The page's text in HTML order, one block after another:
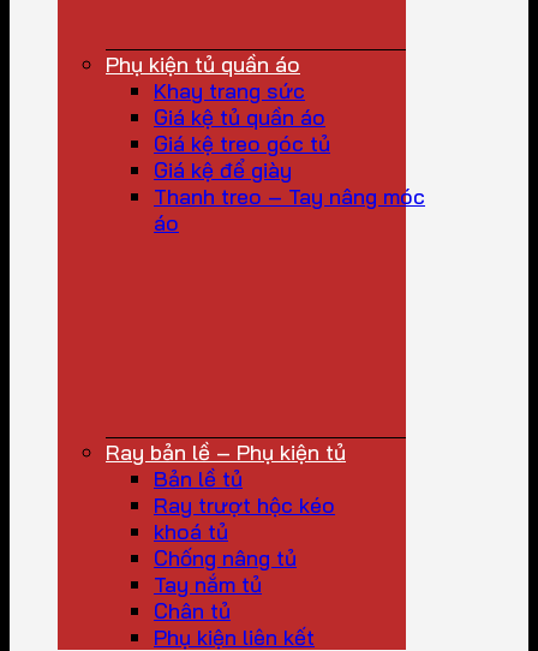
Phụ kiện tủ quần áo
Khay trang sức
Giá kệ tủ quần áo
Giá kệ treo góc tủ
Giá kệ để giày
Thanh treo – Tay nâng móc
áo
Ray bản lề – Phụ kiện tủ
Bản lề tủ
Ray trượt hộc kéo
khoá tủ
Chống nâng tủ
Tay nắm tủ
Chân tủ
Phụ kiện liên kết